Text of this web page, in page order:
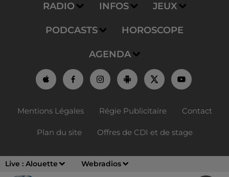
Live : Alouette Webradios
RADIO INFOS JEUX
PODCASTS HOROSCOPE
AGENDA
Mentions Légales Régie Publicitaire Contact
Plan du site Offres de CDI et de stage